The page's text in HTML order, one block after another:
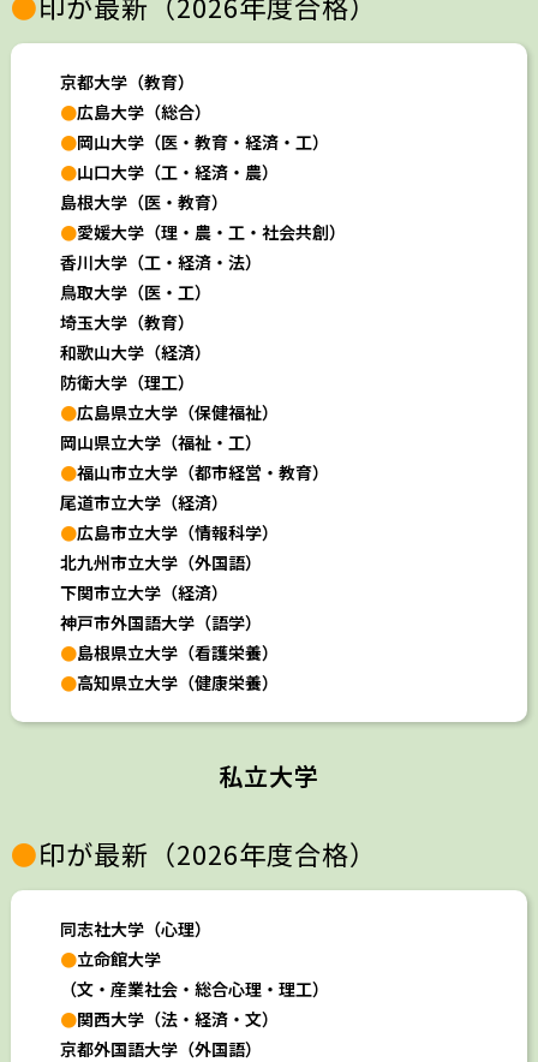
京都大学（教育）
●広島大学（総合）
●岡山大学（医・教育・経済・工）
●山口大学（工・経済・農）
島根大学（医・教育）
●愛媛大学（理・農・工・社会共創）
香川大学（工・経済・法）
鳥取大学（医・工）
埼玉大学（教育）
和歌山大学（経済）
防衛大学（理工）
●広島県立大学（保健福祉）
岡山県立大学（福祉・工）
●福山市立大学（都市経営・教育）
尾道市立大学（経済）
●広島市立大学（情報科学）
北九州市立大学（外国語）
下関市立大学（経済）
神戸市外国語大学（語学）
●島根県立大学（看護栄養）
●高知県立大学（健康栄養）
私立大学
●印が最新（2026年度合格）
同志社大学（心理）
●立命館大学
（文・産業社会・総合心理・理工）
●関西大学（法・経済・文）
京都外国語大学（外国語）